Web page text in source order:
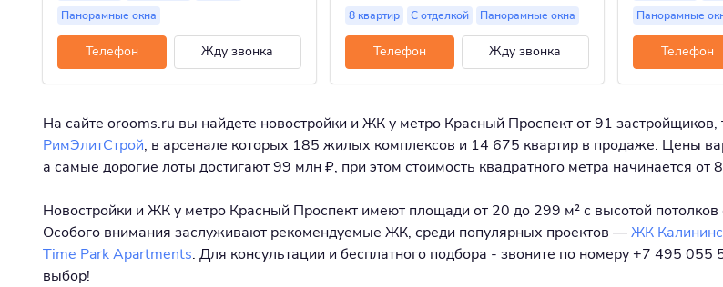
Панорамные окна
Телефон Жду звонка
8 квартир С отделкой Панорамные окна
Телефон Жду звонка
Панорамные
Телефон
На сайте orooms.ru вы найдете новостройки и ЖК у метро Красный Проспект от 91 застройщиков,
РимЭлитСтрой, в арсенале которых 185 жилых комплексов и 14 675 квартир в продаже. Цены
а самые дорогие лоты достигают 99 млн ₽, при этом стоимость квадратного метра начинается
Новостройки и ЖК у метро Красный Проспект имеют площади от 20 до 299 м² с высотой
Особого внимания заслуживают рекомендуемые ЖК, среди популярных проектов —ЖК
Time Park Apartments. Для консультации и бесплатного подбора - звоните по номеру +7 495
выбор!